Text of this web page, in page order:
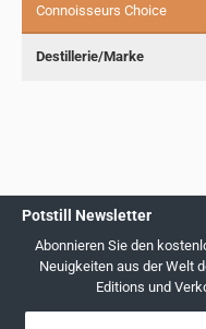
Connoisseurs Choice
Destillerie/Marke
Potstill Newsletter
Abonnieren Sie den
Neuigkeiten aus der Welt
Editions und